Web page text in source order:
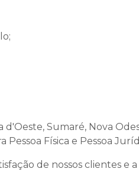
Sumaré, Nova
Pessoa Física e Pessoa
de nossos clientes e a